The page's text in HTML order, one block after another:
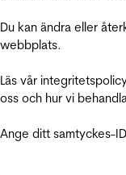
Du kan ändra eller
webbplats.
Läs vår
oss och hur vi
Ange ditt samtyckes-